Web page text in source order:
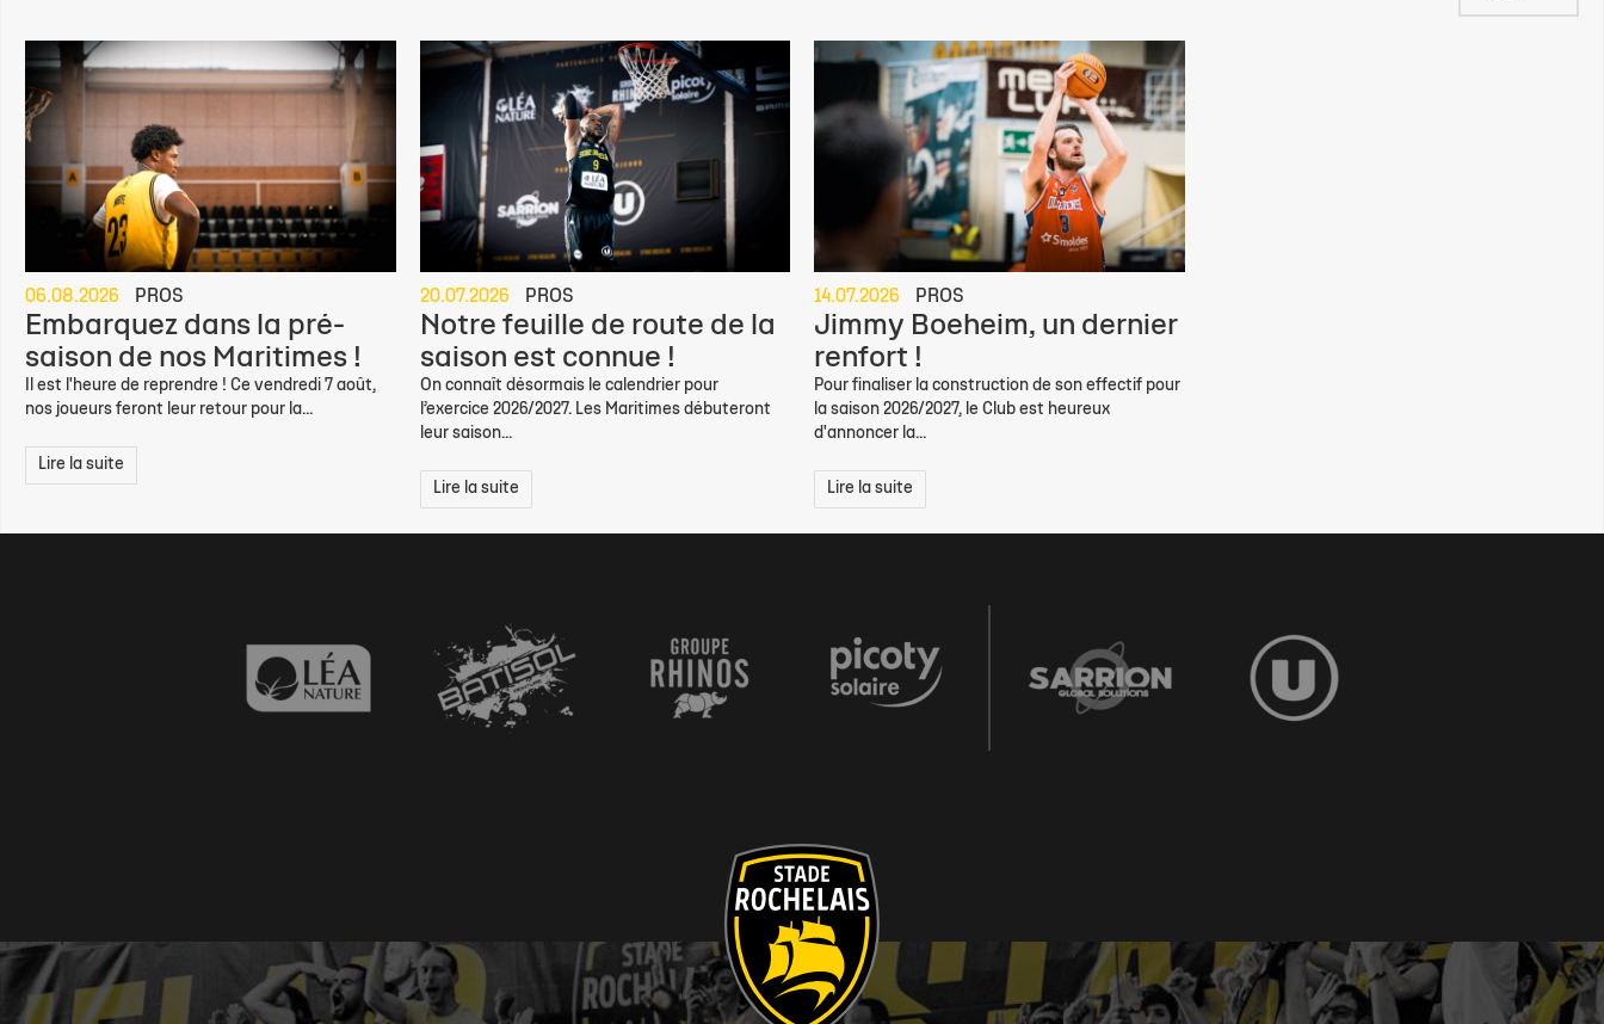
06.08.2026 PROS
Embarquez dans la pré-
saison de nos Maritimes !
Il est l'heure de reprendre ! Ce vendredi 7 août,
nos joueurs feront leur retour pour la...
Lire la suite
20.07.2026 PROS
Notre feuille de route de la
saison est connue !
On connaît désormais le calendrier pour
l’exercice 2026/2027. Les Maritimes débuteront
leur saison...
Lire la suite
14.07.2026 PROS
Jimmy Boeheim, un dernier
renfort !
Pour finaliser la construction de son effectif pour
la saison 2026/2027, le Club est heureux
d'annoncer la...
Lire la suite